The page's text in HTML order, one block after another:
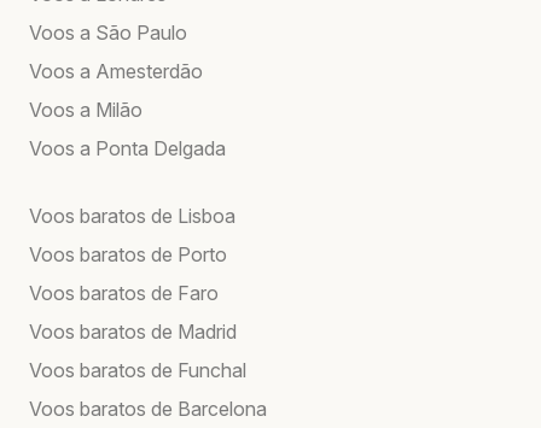
Voos a São Paulo
Voos a Amesterdão
Voos a Milão
Voos a Ponta Delgada
Voos baratos de Lisboa
Voos baratos de Porto
Voos baratos de Faro
Voos baratos de Madrid
Voos baratos de Funchal
Voos baratos de Barcelona